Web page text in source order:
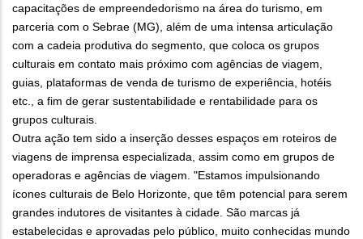
capacitações de empreendedorismo na área do turismo, em
parceria com o Sebrae (MG), além de uma intensa articulação
com a cadeia produtiva do segmento, que coloca os grupos
culturais em contato mais próximo com agências de viagem,
guias, plataformas de venda de turismo de experiência, hotéis
etc., a fim de gerar sustentabilidade e rentabilidade para os
grupos culturais.
Outra ação tem sido a inserção desses espaços em roteiros de
viagens de imprensa especializada, assim como em grupos de
operadoras e agências de viagem. "Estamos impulsionando
ícones culturais de Belo Horizonte, que têm potencial para serem
grandes indutores de visitantes à cidade. São marcas já
estabelecidas e aprovadas pelo público, muito conhecidas mundo